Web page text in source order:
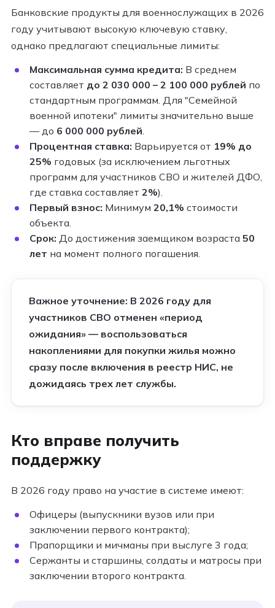
Банковские продукты для военнослужащих в 2026
году учитывают высокую ключевую ставку,
однако предлагают специальные лимиты:
Максимальная сумма кредита: В среднем
составляет до 2 030 000 – 2 100 000 рублей по
стандартным программам. Для "Семейной
военной ипотеки" лимиты значительно выше
— до 6 000 000 рублей
Процентная ставка: Варьируется от 19% до
25% годовых (за исключением льготных
программ для участников СВО и жителей ДФО,
где ставка составляет 2%).
Первый взнос: Минимум 20,1% стоимости
объекта.
Срок: До достижения заемщиком возраста 50
лет на момент полного погашения.
Важное уточнение: В 2026 году для
участников СВО отменен «период
ожидания» — воспользоваться
накоплениями для покупки жилья можно
сразу после включения в реестр НИС, не
дожидаясь трех лет службы.
Кто вправе получить
поддержку
В 2026 году право на участие в системе имеют:
Офицеры (выпускники вузов или при
заключении первого контракта);
Прапорщики и мичманы при выслуге 3 года;
Сержанты и старшины, солдаты и матросы при
заключении второго контракта.